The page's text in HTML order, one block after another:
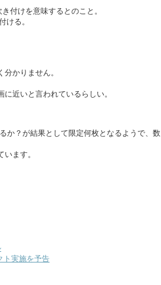
付けを意味するとのこと。
ける。
かりません。
近いと言われているらしい。
か？が結果として限定何枚となるようで、数
ます。
ト実施を予告